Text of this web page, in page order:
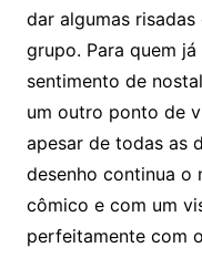
dar algumas
grupo. Para quem
sentimento de
um outro ponto de
apesar de todas as
desenho continua o
cômico e com um
perfeitamente com